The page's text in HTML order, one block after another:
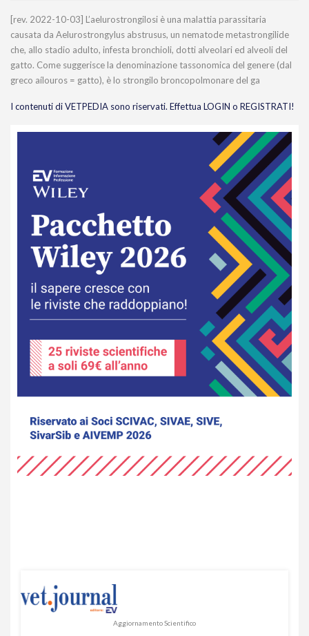
[rev. 2022-10-03] L’aelurostrongilosi è una malattia parassitaria
causata da Aelurostrongylus abstrusus, un nematode metastrongilide
che, allo stadio adulto, infesta bronchioli, dotti alveolari ed alveoli del
gatto. Come suggerisce la denominazione tassonomica del genere (dal
greco aílouros = gatto), è lo strongilo broncopolmonare del ga
I contenuti di VETPEDIA sono riservati. Effettua LOGIN o REGISTRATI!
Aggiornamento Scientifico